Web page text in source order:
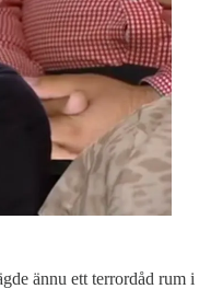
ännu ett terrordåd rum